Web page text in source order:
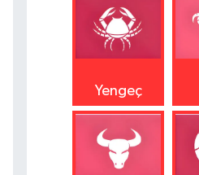
Yengeç